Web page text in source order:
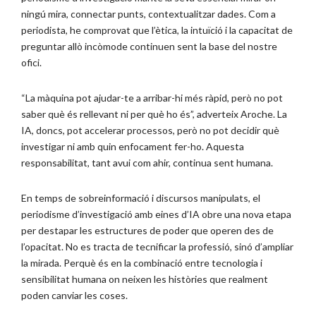
ningú mira, connectar punts, contextualitzar dades. Com a
periodista, he comprovat que l’ètica, la intuïció i la capacitat de
preguntar allò incòmode continuen sent la base del nostre
ofici.
“La màquina pot ajudar-te a arribar-hi més ràpid, però no pot
saber què és rellevant ni per què ho és”, adverteix Aroche. La
IA, doncs, pot accelerar processos, però no pot decidir què
investigar ni amb quin enfocament fer-ho. Aquesta
responsabilitat, tant avui com ahir, continua sent humana.
En temps de sobreinformació i discursos manipulats, el
periodisme d’investigació amb eines d’IA obre una nova etapa
per destapar les estructures de poder que operen des de
l’opacitat. No es tracta de tecnificar la professió, sinó d’ampliar
la mirada. Perquè és en la combinació entre tecnologia i
sensibilitat humana on neixen les històries que realment
poden canviar les coses.